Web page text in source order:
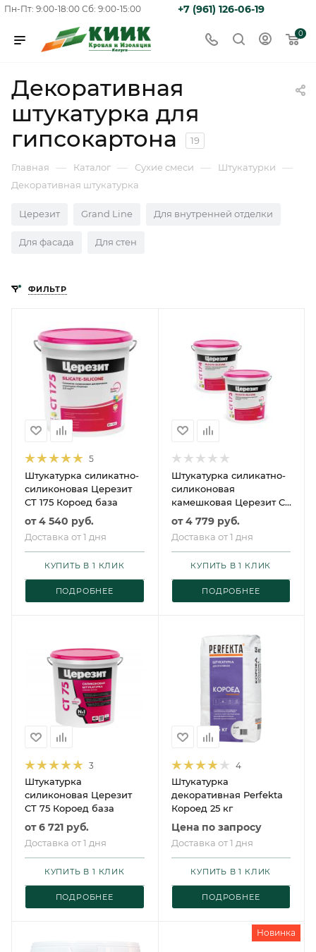
Пн-Пт: 9:00-18:00 Сб: 9:00-15:00 +7 (961) 126-06-19
0
Декоративная
штукатурка для
гипсокартона
19
Главная — Каталог — Сухие смеси — Штукатурки —
Декоративная штукатурка
Церезит Grand Line Для внутренней отделки
Для фасада Для стен
ФИЛЬТР
5
Штукатурка силикатно-
силиконовая Церезит
CT 175 Короед база
от4 540 руб.
Доставка от 1 дня
ПОДРОБНЕЕ
КУПИТЬ В 1 КЛИК
Штукатурка силикатно-
силиконовая
камешковая Церезит CT
174 база
от4 779 руб.
Доставка от 1 дня
ПОДРОБНЕЕ
КУПИТЬ В 1 КЛИК
3
Штукатурка
силиконовая Церезит
CT 75 Короед база
от6 721 руб.
Доставка от 1 дня
ПОДРОБНЕЕ
КУПИТЬ В 1 КЛИК
4
Штукатурка
декоративная Perfekta
Короед 25 кг
Цена по запросу
Доставка от 1 дня
ПОДРОБНЕЕ
КУПИТЬ В 1 КЛИК
Новинка